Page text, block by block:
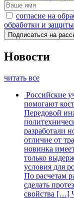
согласие на
обработки и
Новости
читать все
Российские
помогают
Передовой
разработали
отличие от
новинка
только
условия для
По расчетам
сделать
свойства […]